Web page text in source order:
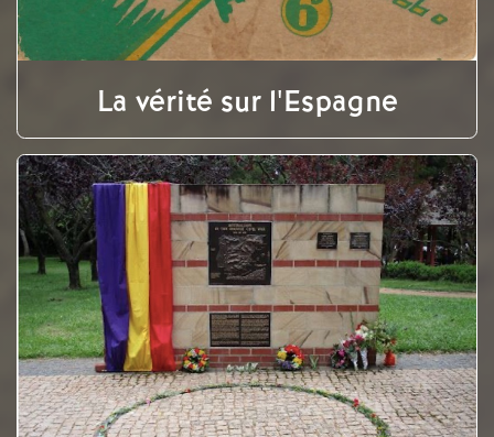
La vérité sur l'Espagne